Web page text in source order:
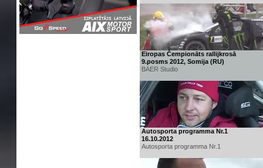
Eiropas Čempionāts rallijkrosā
9.posms 2012, Somija (RU)
BAER Studio
Autosporta programma Nr.1
16.10.2012
Autosporta programma Nr.1